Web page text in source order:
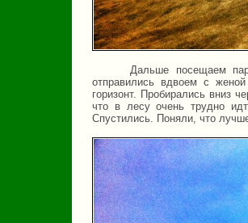
Дальше посещаем
отправились вдвоем с
горизонт. Пробирались вниз
что в лесу очень трудно
Спустились. Поняли, что